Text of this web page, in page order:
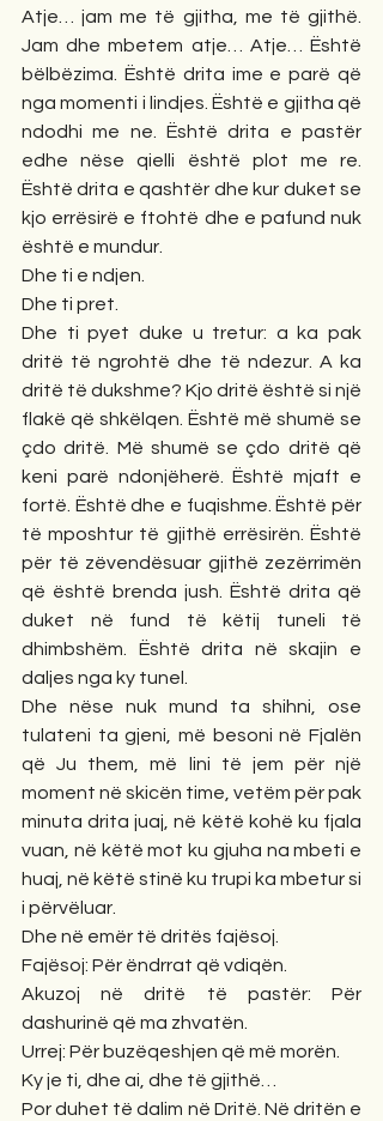
Atje… jam me të gjitha, me të gjithë.
Jam dhe mbetem atje… Atje… Është
bëlbëzima. Është drita ime e parë që
nga momenti i lindjes. Është e gjitha që
ndodhi me ne. Është drita e pastër
edhe nëse qielli është plot me re.
Është drita e qashtër dhe kur duket se
kjo errësirë e ftohtë dhe e pafund nuk
është e mundur.
Dhe ti e ndjen.
Dhe ti pret.
Dhe ti pyet duke u tretur: a ka pak
dritë të ngrohtë dhe të ndezur. A ka
dritë të dukshme? Kjo dritë është si një
flakë që shkëlqen. Është më shumë se
çdo dritë. Më shumë se çdo dritë që
keni parë ndonjëherë. Është mjaft e
fortë. Është dhe e fuqishme. Është për
të mposhtur të gjithë errësirën. Është
për të zëvendësuar gjithë zezërrimën
që është brenda jush. Është drita që
duket në fund të këtij tuneli të
dhimbshëm. Është drita në skajin e
daljes nga ky tunel.
Dhe nëse nuk mund ta shihni, ose
tulateni ta gjeni, më besoni në Fjalën
që Ju them, më lini të jem për një
moment në skicën time, vetëm për pak
minuta drita juaj, në këtë kohë ku fjala
vuan, në këtë mot ku gjuha na mbeti e
huaj, në këtë stinë ku trupi ka mbetur si
i përvëluar.
Dhe në emër të dritës fajësoj.
Fajësoj: Për ëndrrat që vdiqën.
Akuzoj në dritë të pastër: Për
dashurinë që ma zhvatën.
Urrej: Për buzëqeshjen që më morën.
Ky je ti, dhe ai, dhe të gjithë…
Por duhet të dalim në Dritë. Në dritën e